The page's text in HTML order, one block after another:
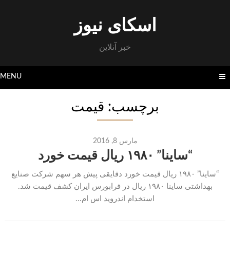
اسکای نیوز
خبر آنلاین
MENU
برچسب: قیمت
مارس 8, 2016
“ساینا” ۱۹۸۰ ریال قیمت خورد
“ساینا” ۱۹۸۰ ریال قیمت خورد دقایقی پیش هر سهم شرکت صنایع
بهداشتی ساینا ۱۹۸۰ ریال در فرابورس ایران کشف قیمت شد.
استخدام اندروید اس ام...